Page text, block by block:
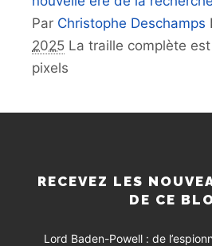
Par Christophe Deschamps
2025 La traille complète
pixels
RECEVEZ LES
DE CE
Lord Baden-Powell : de